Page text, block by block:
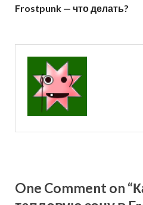
Frostpunk — что делать?
One Comment on